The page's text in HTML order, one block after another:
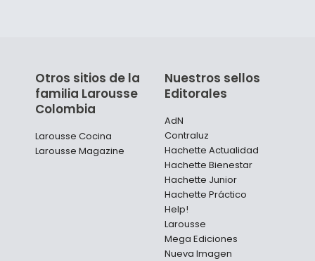
Otros sitios de la
familia Larousse
Colombia
Larousse Cocina
Larousse Magazine
Nuestros sellos
Editorales
AdN
Contraluz
Hachette Actualidad
Hachette Bienestar
Hachette Junior
Hachette Práctico
Help!
Larousse
Mega Ediciones
Nueva Imagen